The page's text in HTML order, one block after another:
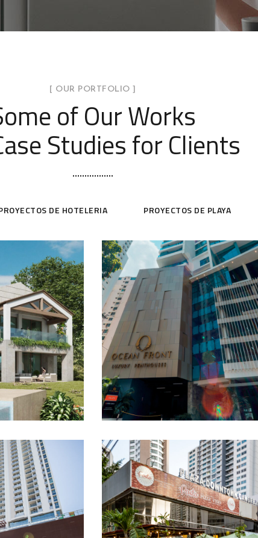
[ OUR PORTFOLIO ]
of Our Works
Studies for Clients
DE HOTELERIA PROYECTOS DE PLAYA
DE PLAYA
Ocean Front
PROYECTOS RESIDENCIALES
Downtown at El
Cangrejo